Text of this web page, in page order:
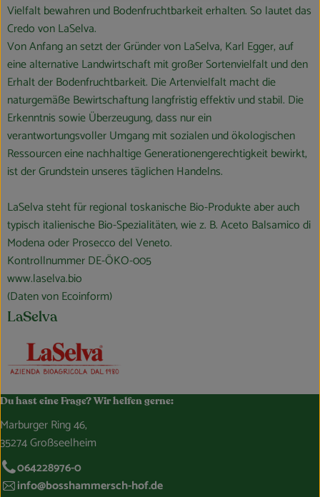
Vielfalt bewahren und Bodenfruchtbarkeit erhalten. So lautet das
Credo von LaSelva.
Von Anfang an setzt der Gründer von LaSelva, Karl Egger, auf
eine alternative Landwirtschaft mit großer Sortenvielfalt und den
Erhalt der Bodenfruchtbarkeit. Die Artenvielfalt macht die
naturgemäße Bewirtschaftung langfristig effektiv und stabil. Die
Erkenntnis sowie Überzeugung, dass nur ein
verantwortungsvoller Umgang mit sozialen und ökologischen
Ressourcen eine nachhaltige Generationengerechtigkeit bewirkt,
ist der Grundstein unseres täglichen Handelns.
LaSelva steht für regional toskanische Bio-Produkte aber auch
typisch italienische Bio-Spezialitäten, wie z. B. Aceto Balsamico di
Modena oder Prosecco del Veneto.
Kontrollnummer DE-ÖKO-005
www.laselva.bio
(Daten von Ecoinform)
LaSelva
Du hast eine Frage? Wir helfen gerne:
Marburger Ring 46,
35274 Großseelheim
064228976-0
info@bosshammersch-hof.de